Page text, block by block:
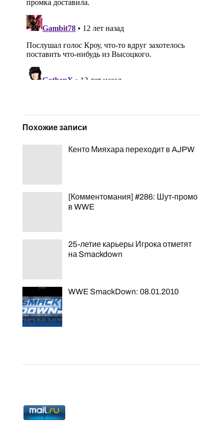
Похожие записи
Кенто Мияхара переходит в AJPW
[Комментомания] #286: Шут-промо
в WWE
25-летие карьеры Игрока отметят
на Smackdown
WWE SmackDown: 08.01.2010